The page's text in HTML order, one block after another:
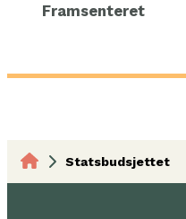
Framsenteret
Statsbudsjettet